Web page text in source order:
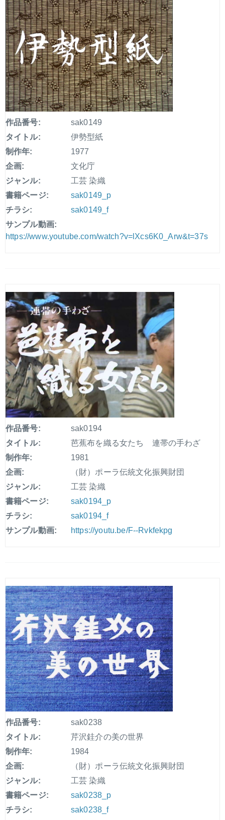
作品番号:
sak0149
タイトル:
伊勢型紙
制作年:
1977
企画:
文化庁
ジャンル:
工芸 染織
書籍ページ:
sak0149_p
チラシ:
sak0149_f
サンプル動画:
https://www.youtube.com/watch?v=lXcs6K0_Arw&t=37s
作品番号:
sak0194
タイトル:
芭蕉布を織る女たち 連帯の手わざ
制作年:
1981
企画:
（財）ポーラ伝統文化振興財団
ジャンル:
工芸 染織
書籍ページ:
sak0194_p
チラシ:
sak0194_f
サンプル動画:
https://youtu.be/F--Rvkfekpg
作品番号:
sak0238
タイトル:
芹沢銈介の美の世界
制作年:
1984
企画:
（財）ポーラ伝統文化振興財団
ジャンル:
工芸 染織
書籍ページ:
sak0238_p
チラシ:
sak0238_f